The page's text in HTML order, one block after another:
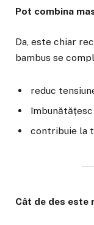
Pot combina
Da, este chiar
bambus se
reduc
contribuie la
Cât de des este